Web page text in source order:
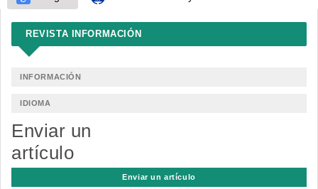
REVISTA INFORMACIÓN
INFORMACIÓN
IDIOMA
Enviar un
artículo
Enviar un artículo